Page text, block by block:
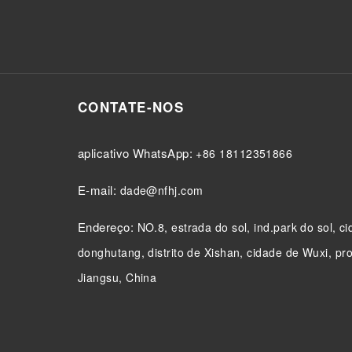
CONTATE-NOS
aplicativo WhatsApp: +86 18112351866
E-mail: dade@nfhj.com
Endereço: NO.8, estrada do sol, ind.park do sol,
donghutang, distrito de Xishan, cidade de Wuxi,
Jiangsu, China